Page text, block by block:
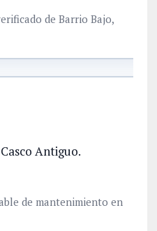
de Barrio Bajo,
Antiguo.
de mantenimiento en